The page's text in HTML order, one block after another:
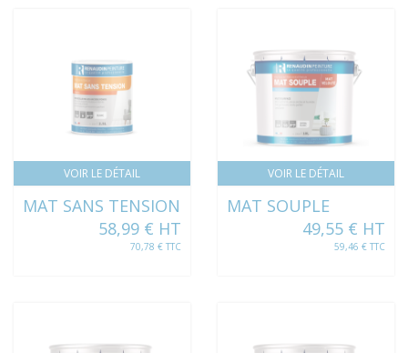
VOIR LE DÉTAIL
MAT SANS TENSION
58,99 € HT
70,78 € TTC
VOIR LE DÉTAIL
MAT SOUPLE
49,55 € HT
59,46 € TTC